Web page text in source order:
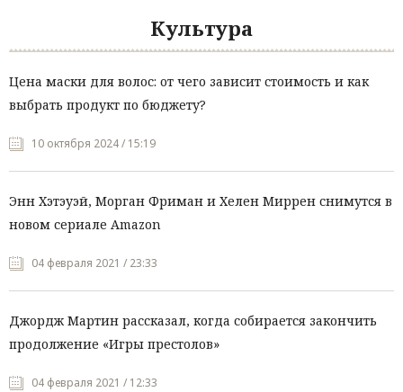
Культура
Цена маски для волос: от чего зависит стоимость и как
выбрать продукт по бюджету?
10 октября 2024 / 15:19
Энн Хэтэуэй, Морган Фриман и Хелен Миррен снимутся в
новом сериале Amazon
04 февраля 2021 / 23:33
Джордж Мартин рассказал, когда собирается закончить
продолжение «Игры престолов»
04 февраля 2021 / 12:33